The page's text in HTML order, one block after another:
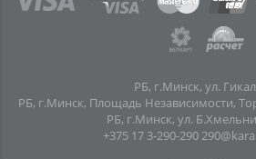
РБ, г.Минск, ул.
РБ, г.Минск, Площадь Независимости,
РБ, г.Минск, ул.
+375 17 3-290-290